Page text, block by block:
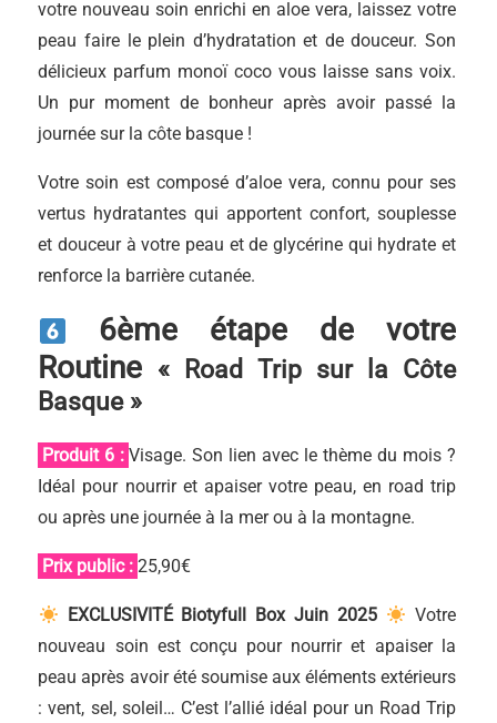
votre nouveau soin enrichi en aloe vera, laissez votre
peau faire le plein d’hydratation et de douceur. Son
délicieux parfum monoï coco vous laisse sans voix.
Un pur moment de bonheur après avoir passé la
journée sur la côte basque !
Votre soin est composé d’aloe vera, connu pour ses
vertus hydratantes qui apportent confort, souplesse
et douceur à votre peau et de glycérine qui hydrate et
renforce la barrière cutanée.
6ème étape de votre
Routine « Road Trip sur la Côte
Basque »
Produit 6 : Visage. Son lien avec le thème du mois ?
Idéal pour nourrir et apaiser votre peau, en road trip
ou après une journée à la mer ou à la montagne.
Prix public : 25,90€
EXCLUSIVITÉ Biotyfull Box Juin 2025
Votre
nouveau soin est conçu pour nourrir et apaiser la
peau après avoir été soumise aux éléments extérieurs
: vent, sel, soleil… C’est l’allié idéal pour un Road Trip